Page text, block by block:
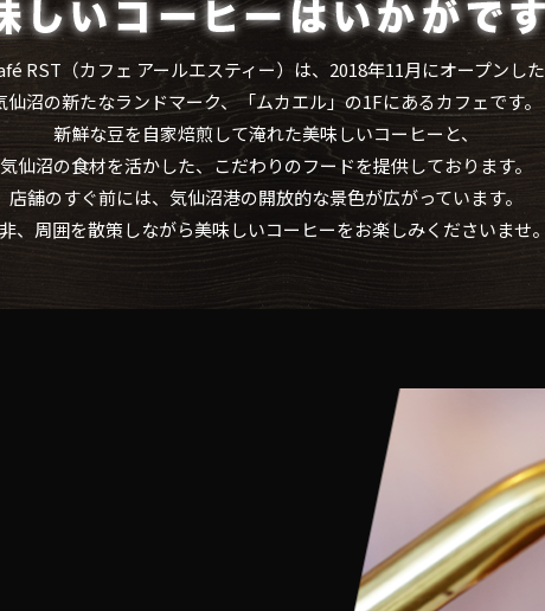
RST（カフェ アールエスティー）は、2018年11月にオープンした
仙沼の新たなランドマーク、「ムカエル」の1Fにあるカフェです。
新鮮な豆を自家焙煎して淹れた美味しいコーヒーと、
気仙沼の食材を活かした、こだわりのフードを提供しております。
店舗のすぐ前には、気仙沼港の開放的な景色が広がっています。
、周囲を散策しながら美味しいコーヒーをお楽しみくださいませ。